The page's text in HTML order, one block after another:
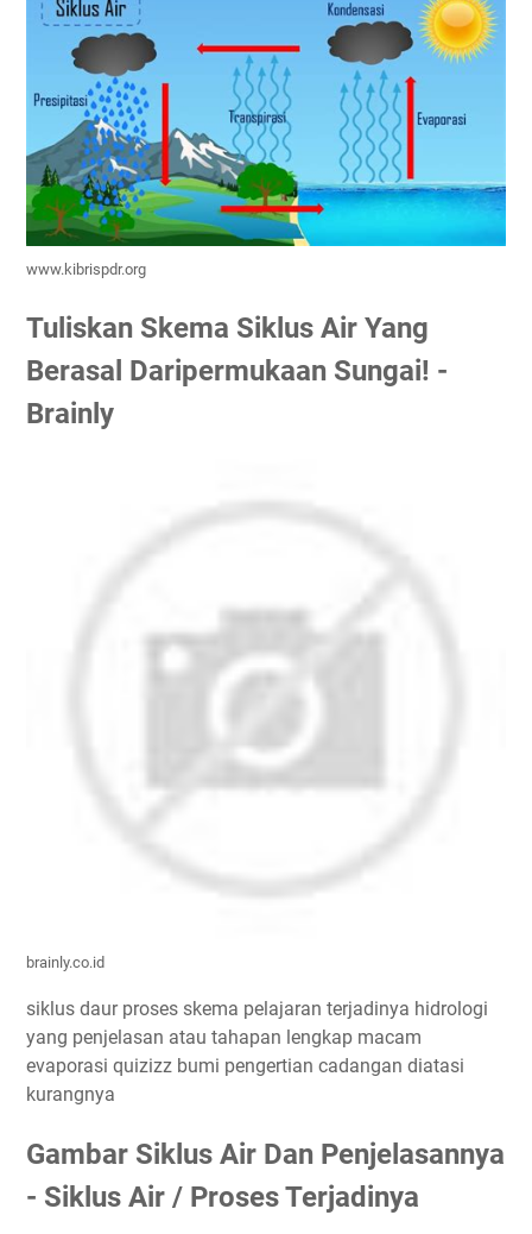
www.kibrispdr.org
Tuliskan Skema Siklus Air Yang
Berasal Daripermukaan Sungai! -
Brainly
brainly.co.id
siklus daur proses skema pelajaran terjadinya hidrologi
yang penjelasan atau tahapan lengkap macam
evaporasi quizizz bumi pengertian cadangan diatasi
kurangnya
Gambar Siklus Air Dan Penjelasannya
- Siklus Air / Proses Terjadinya